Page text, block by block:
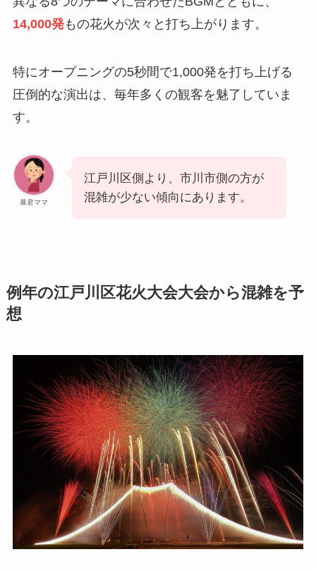
14,000発もの花火が次々と打ち上がります。
特にオープニングの5秒間で1,000発を打ち上げる
圧倒的な演出は、毎年多くの観客を魅了していま
す。
暴君ママ
江戸川区側より、市川市側の方が
混雑が少ない傾向にあります。
例年の江戸川区花火大会大会から混雑を予
想